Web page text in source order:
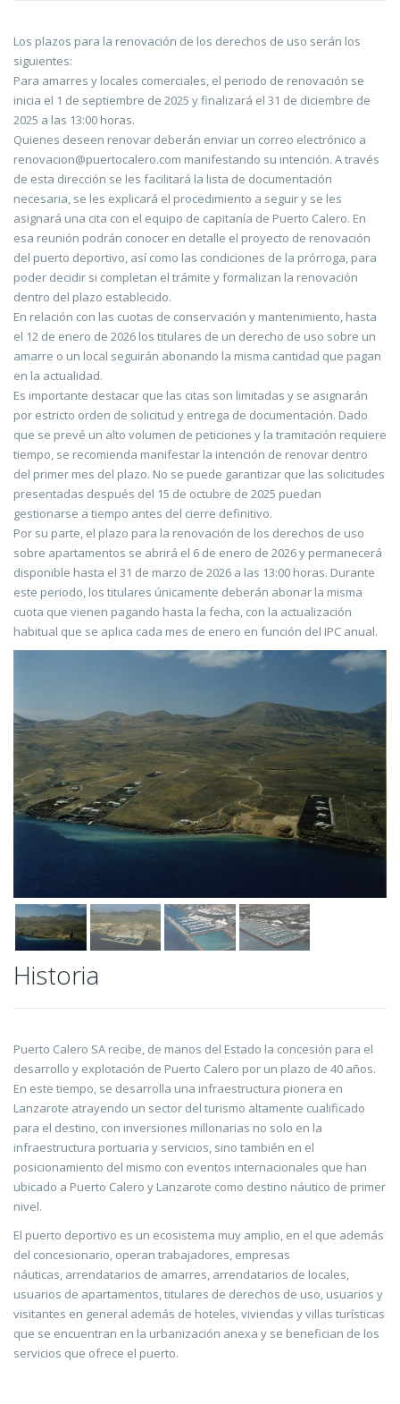
Los plazos para la renovación de los derechos de uso serán los
siguientes:
Para amarres y locales comerciales, el periodo de renovación se
inicia el 1 de septiembre de 2025 y finalizará el 31 de diciembre de
2025 a las 13:00 horas.
Quienes deseen renovar deberán enviar un correo electrónico a
renovacion@puertocalero.com manifestando su intención. A través
de esta dirección se les facilitará la lista de documentación
necesaria, se les explicará el procedimiento a seguir y se les
asignará una cita con el equipo de capitanía de Puerto Calero. En
esa reunión podrán conocer en detalle el proyecto de renovación
del puerto deportivo, así como las condiciones de la prórroga, para
poder decidir si completan el trámite y formalizan la renovación
dentro del plazo establecido.
En relación con las cuotas de conservación y mantenimiento, hasta
el 12 de enero de 2026 los titulares de un derecho de uso sobre un
amarre o un local seguirán abonando la misma cantidad que pagan
en la actualidad.
Es importante destacar que las citas son limitadas y se asignarán
por estricto orden de solicitud y entrega de documentación. Dado
que se prevé un alto volumen de peticiones y la tramitación requiere
tiempo, se recomienda manifestar la intención de renovar dentro
del primer mes del plazo. No se puede garantizar que las solicitudes
presentadas después del 15 de octubre de 2025 puedan
gestionarse a tiempo antes del cierre definitivo.
Por su parte, el plazo para la renovación de los derechos de uso
sobre apartamentos se abrirá el 6 de enero de 2026 y permanecerá
disponible hasta el 31 de marzo de 2026 a las 13:00 horas. Durante
este periodo, los titulares únicamente deberán abonar la misma
cuota que vienen pagando hasta la fecha, con la actualización
habitual que se aplica cada mes de enero en función del IPC anual.
Historia
Puerto Calero SA recibe, de manos del Estado la concesión para el
desarrollo y explotación de Puerto Calero por un plazo de 40 años.
En este tiempo, se desarrolla una infraestructura pionera en
Lanzarote atrayendo un sector del turismo altamente cualificado
para el destino, con inversiones millonarias no solo en la
infraestructura portuaria y servicios, sino también en el
posicionamiento del mismo con eventos internacionales que han
ubicado a Puerto Calero y Lanzarote como destino náutico de primer
nivel.
El puerto deportivo es un ecosistema muy amplio, en el que además
del concesionario, operan trabajadores, empresas
náuticas, arrendatarios de amarres, arrendatarios de locales,
usuarios de apartamentos, titulares de derechos de uso, usuarios y
visitantes en general además de hoteles, viviendas y villas turísticas
que se encuentran en la urbanización anexa y se benefician de los
servicios que ofrece el puerto.